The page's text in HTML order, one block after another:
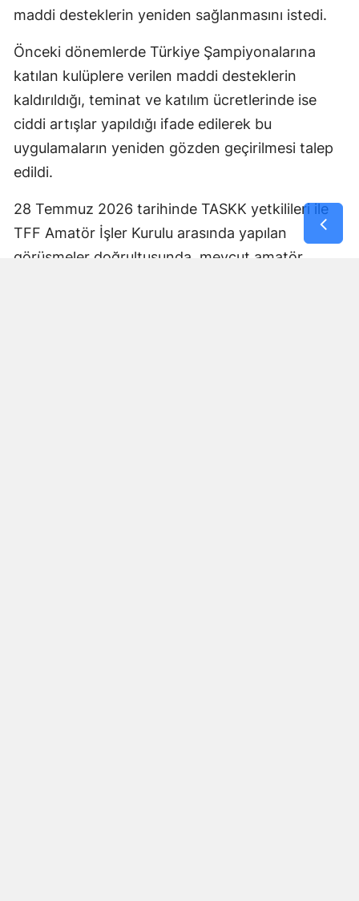
maddi desteklerin yeniden sağlanmasını istedi.
Önceki dönemlerde Türkiye Şampiyonalarına
katılan kulüplere verilen maddi desteklerin
kaldırıldığı, teminat ve katılım ücretlerinde ise
ciddi artışlar yapıldığı ifade edilerek bu
uygulamaların yeniden gözden geçirilmesi talep
edildi.
28 Temmuz 2026 tarihinde TASKK yetkilileri ile
TFF Amatör İşler Kurulu arasında yapılan
görüşmeler doğrultusunda, mevcut amatör